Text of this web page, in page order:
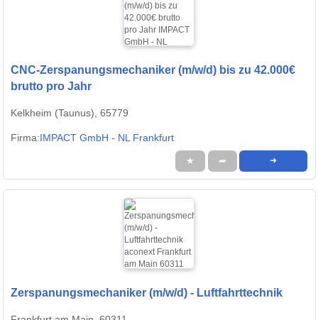
CNC-Zerspanungsmechaniker (m/w/d) bis zu 42.000€
brutto pro Jahr
Kelkheim (Taunus), 65779
Firma:IMPACT GmbH - NL Frankfurt
★ ➦ ➜
Zerspanungsmechaniker (m/w/d) - Luftfahrttechnik